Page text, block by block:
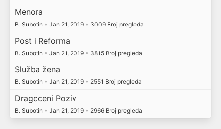
Menora
B. Subotin • Jan 21, 2019 • 3009 Broj pregleda
Post i Reforma
B. Subotin • Jan 21, 2019 • 3815 Broj pregleda
Služba žena
B. Subotin • Jan 21, 2019 • 2551 Broj pregleda
Dragoceni Poziv
B. Subotin • Jan 21, 2019 • 2966 Broj pregleda